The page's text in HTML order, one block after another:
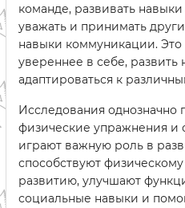
команде, развивать навыки
уважать и принимать
навыки коммуникации. Это
увереннее в себе, развить
адаптироваться к
Исследования однозначно
физические упражнения и
играют важную роль в
способствуют
развитию, улучшают
социальные навыки и